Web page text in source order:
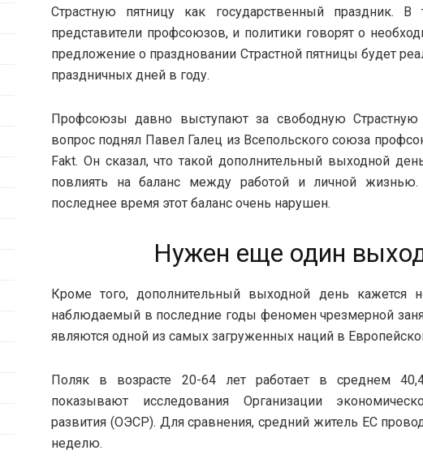
Страстную пятницу как государственный праздник.
представители профсоюзов, и политики говорят о
предложение о праздновании Страстной пятницы будет
праздничных дней в году.
Профсоюзы давно выступают за свободную Страстную
вопрос поднял Павел Галец из Всепольского союза
Fakt. Он сказал, что такой дополнительный выходной
повлиять на баланс между работой и личной
последнее время этот баланс очень нарушен.
Нужен еще один
Кроме того, дополнительный выходной день кажется
наблюдаемый в последние годы феномен чрезмерной
являются одной из самых загруженных наций в
Поляк в возрасте 20-64 лет работает в среднем
показывают исследования Организации
развития (ОЭСР). Для сравнения, средний житель ЕС
неделю.